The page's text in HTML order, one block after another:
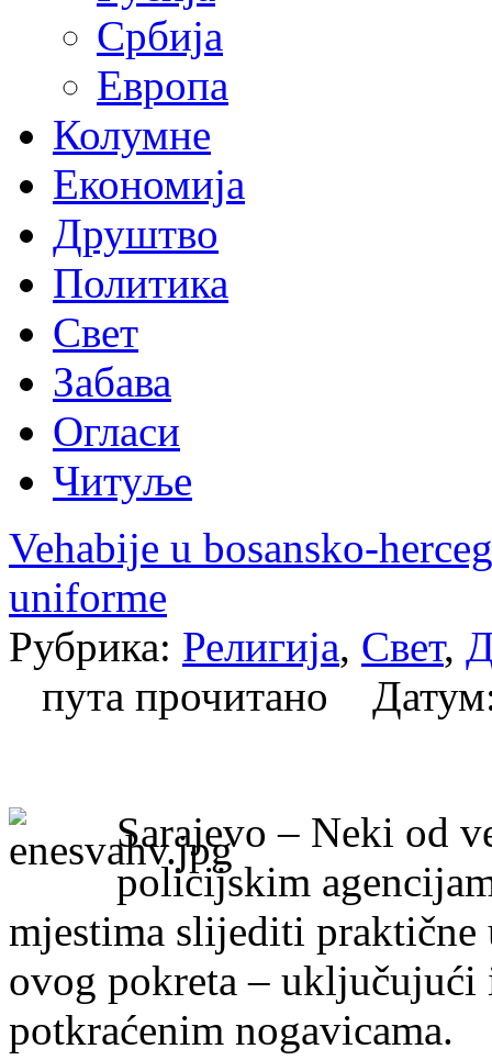
Србија
Европа
Колумне
Економија
Друштво
Политика
Свет
Забава
Огласи
Читуље
Vehabije u bosansko-
uniforme
Рубрика: Религија, Свет,
пута прочитано
Sarajevo – Neki od
policijskim
mjestima slijediti praktične
ovog pokreta – uključujući
potkraćenim nogavicama.